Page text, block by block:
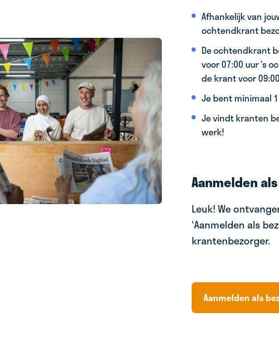
Afhankelijk van
ochtendkrant
De ochtendkrant
voor 07:00 uur ’s
de krant voor
Je bent minimaal
Je vindt kranten
werk!
Aanmelden
Leuk! We
'Aanmelden als
krantenbezorger.
Aanmelden als